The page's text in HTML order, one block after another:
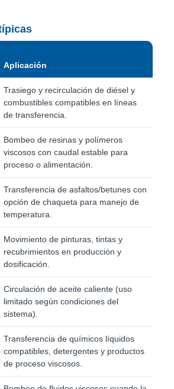
Aplicación
Trasiego y recirculación de diésel y
combustibles compatibles en líneas
de transferencia.
Bombeo de resinas y polímeros
viscosos con caudal estable para
proceso o alimentación.
Transferencia de asfaltos/betunes con
opción de chaqueta para manejo de
temperatura.
Movimiento de pinturas, tintas y
recubrimientos en producción y
dosificación.
Circulación de aceite caliente (uso
limitado según condiciones del
sistema).
Transferencia de químicos líquidos
compatibles, detergentes y productos
de proceso viscosos.